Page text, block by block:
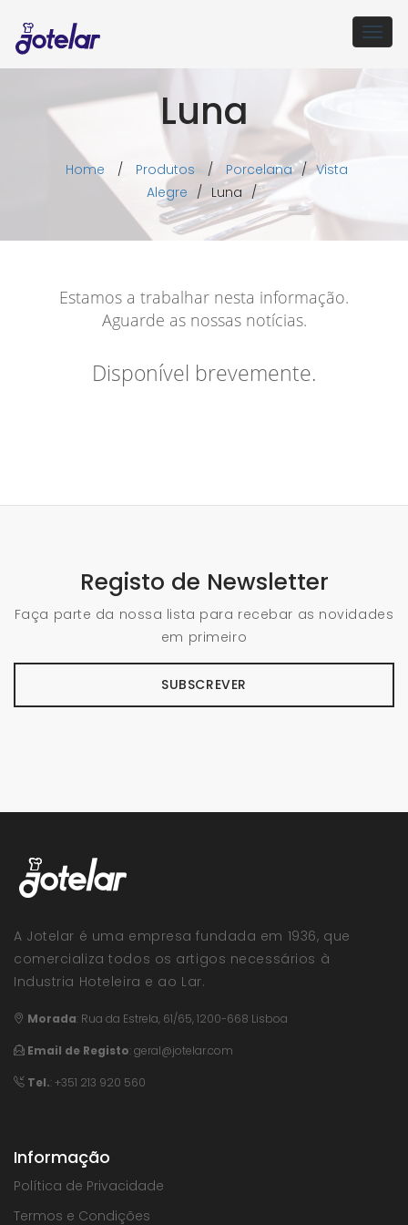
Luna
Home / Produtos / Porcelana / Vista
Alegre / Luna /
Estamos a trabalhar nesta informação.
Aguarde as nossas notícias.
Disponível brevemente.
Registo de Newsletter
Faça parte da nossa lista para recebar as novidades
em primeiro
SUBSCREVER
A Jotelar é uma empresa fundada em 1936, que
comercializa todos os artigos necessários à
Industria Hoteleira e ao Lar.
Morada: Rua da Estrela, 61/65, 1200-668 Lisboa
Email de Registo:geral@jotelar.com
Tel.: +351 213 920 560
Informação
Política de Privacidade
Termos e Condições